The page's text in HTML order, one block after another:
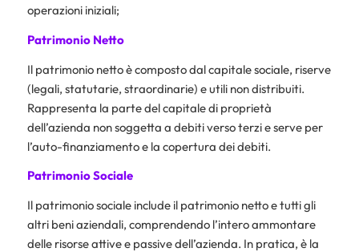
operazioni iniziali;
Patrimonio Netto
Il patrimonio netto è composto dal capitale sociale, riserve
(legali, statutarie, straordinarie) e utili non distribuiti.
Rappresenta la parte del capitale di proprietà
dell’azienda non soggetta a debiti verso terzi e serve per
l’auto-finanziamento e la copertura dei debiti.
Patrimonio Sociale
Il patrimonio sociale include il patrimonio netto e tutti gli
altri beni aziendali, comprendendo l’intero ammontare
delle risorse attive e passive dell’azienda. In pratica, è la